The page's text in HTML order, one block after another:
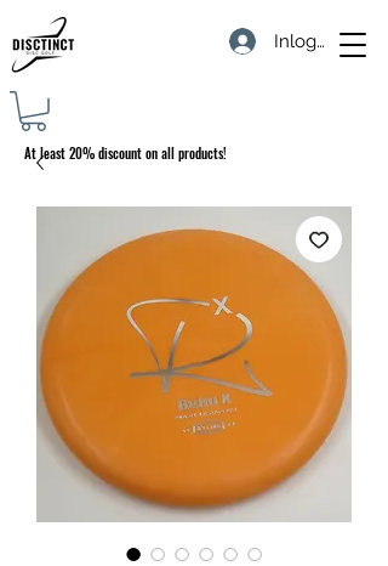
Inloggen
At least 20% discount on all products!